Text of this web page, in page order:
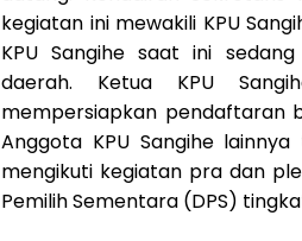
kegiatan ini mewakili KPU
KPU Sangihe saat ini
daerah. Ketua KPU
mempersiapkan pendaftaran
Anggota KPU Sangihe
mengikuti kegiatan pra dan
Pemilih Sementara (DPS)